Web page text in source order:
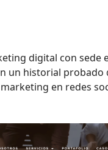
digital con sede
un historial
en redes